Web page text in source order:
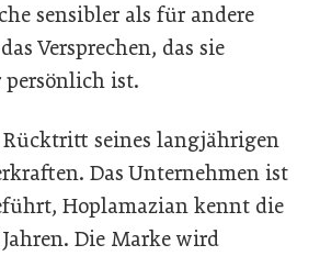
sensibler als für andere
Versprechen, das sie
persönlich ist.
seines langjährigen
Das Unternehmen ist
Hoplamazian kennt die
Die Marke wird